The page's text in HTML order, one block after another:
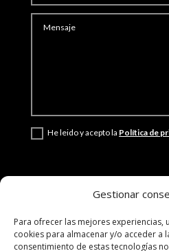
Gestionar
Para ofrecer las mejores
cookies para almacenar y/o acceder a
consentimiento de estas tecnologías
He leido y acepto la Política de